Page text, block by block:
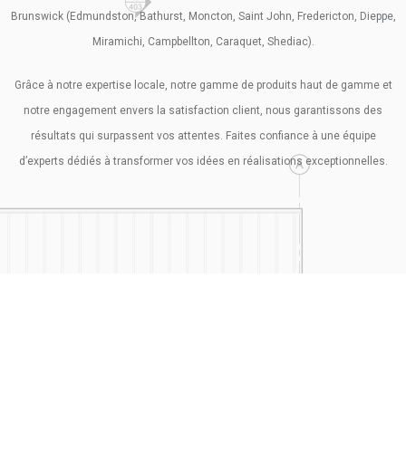
Brunswick (Edmundston, Bathurst, Moncton, Saint John, Fredericton, Dieppe,
Miramichi, Campbellton, Caraquet, Shediac).
Grâce à notre expertise locale, notre gamme de produits haut de gamme et
notre engagement envers la satisfaction client, nous garantissons des
résultats qui surpassent vos attentes. Faites confiance à une équipe
d’experts dédiés à transformer vos idées en réalisations exceptionnelles.